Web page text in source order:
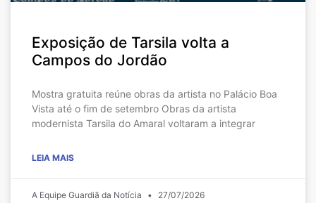
Exposição de Tarsila volta a
Campos do Jordão
Mostra gratuita reúne obras da artista no Palácio Boa
Vista até o fim de setembro Obras da artista
modernista Tarsila do Amaral voltaram a integrar
LEIA MAIS
A Equipe Guardiã da Notícia 27/07/2026